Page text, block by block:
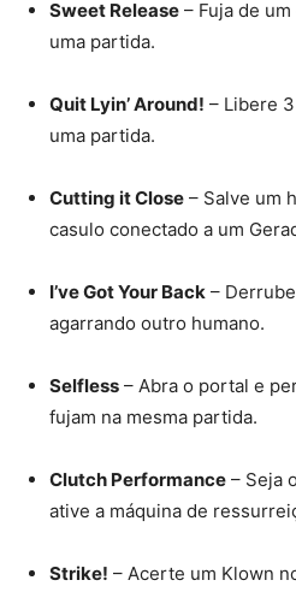
Sweet Release – Fuja de
uma partida.
Quit Lyin’ Around! – Libere
uma partida.
Cutting it Close – Salve um
casulo conectado a um
I’ve Got Your Back –
agarrando outro humano.
Selfless – Abra o portal e
fujam na mesma partida.
Clutch Performance – Seja
ative a máquina de
Strike! – Acerte um Klown